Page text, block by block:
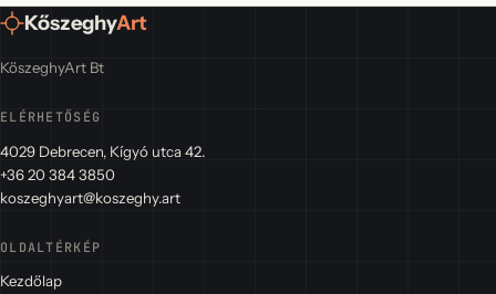
KőszeghyArt
KőszeghyArt Bt
ELÉRHETŐSÉG
4029 Debrecen, Kígyó utca 42.
+36 20 384 3850
koszeghyart@koszeghy.art
OLDALTÉRKÉP
Kezdőlap